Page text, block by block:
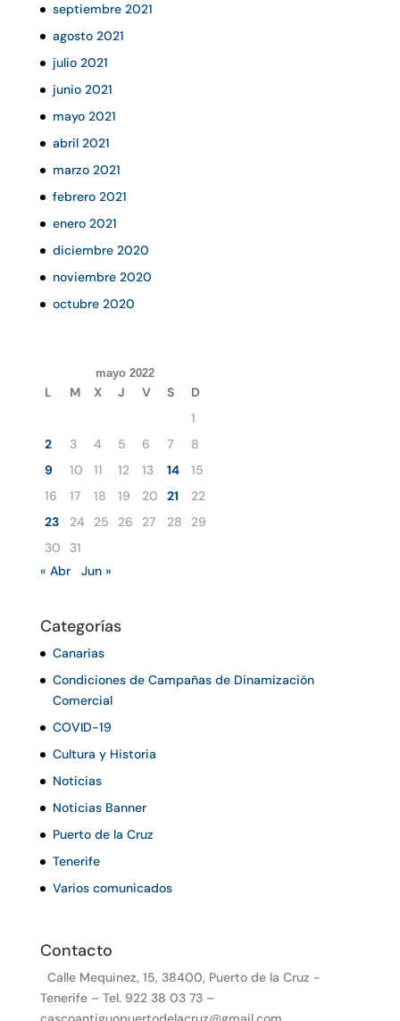
septiembre 2021
agosto 2021
julio 2021
junio 2021
mayo 2021
abril 2021
marzo 2021
febrero 2021
enero 2021
diciembre 2020
noviembre 2020
octubre 2020
mayo 2022
L M X J V S
D
1
2
3 4 5 6 7
8
9
10 11 12 13 14
15
16
17 18 19 20 21
22
23
24 25 26 27 28
29
30
31
« Abr
Jun »
Categorías
Canarias
Condiciones de Campañas de Dinamización
Comercial
COVID-19
Cultura y Historia
Noticias
Noticias Banner
Puerto de la Cruz
Tenerife
Varios comunicados
Contacto
Calle Mequinez, 15, 38400, Puerto de la Cruz -
Tenerife – Tel. 922 38 03 73 –